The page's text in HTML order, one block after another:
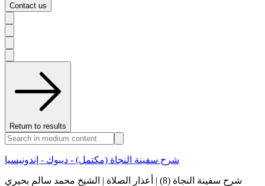
Contact us
Return to results
شرح سفينة النجاة (مكتمل) - ديبوك - إندونيسيا
شرح سفينة النجاة (8) | أعذار الصلاة | الشيخ محمد سالم بحيري